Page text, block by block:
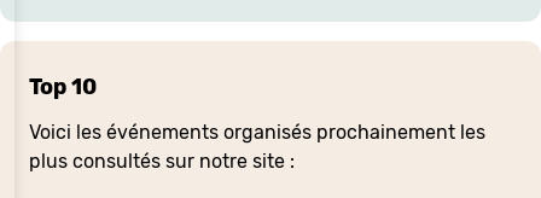
Top 10
Voici les événements organisés prochainement les
plus consultés sur notre site :